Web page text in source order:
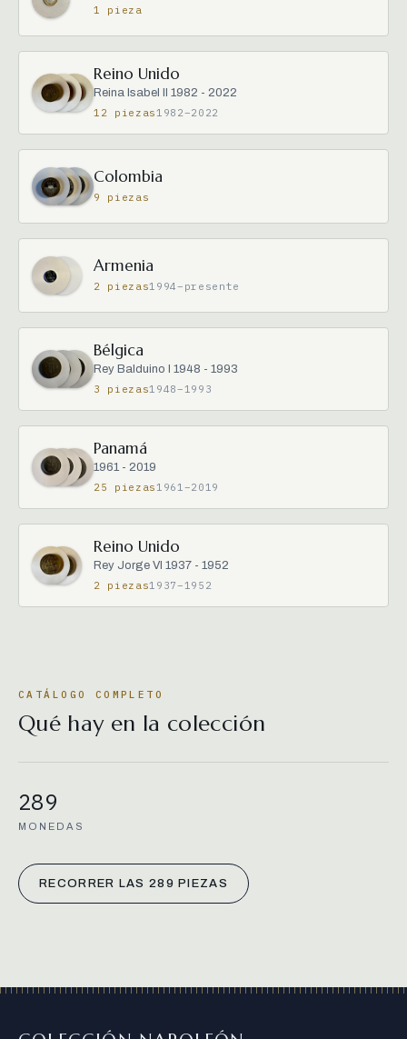
1 pieza
Reino Unido
Reina Isabel II 1982 - 2022
12 piezas 1982–2022
Colombia
9 piezas
Armenia
2 piezas1994–presente
Bélgica
Rey Balduino I 1948 - 1993
3 piezas1948–1993
Panamá
1961 - 2019
25 piezas 1961–2019
Reino Unido
Rey Jorge VI 1937 - 1952
2 piezas1937–1952
CATÁLOGO COMPLETO
Qué hay en la colección
MONEDAS
289
RECORRER LAS 289 PIEZAS